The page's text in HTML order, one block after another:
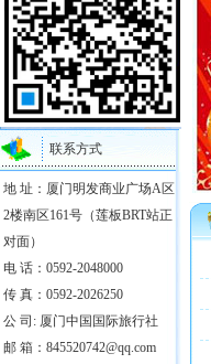
联系方式
地 址：厦门明发商业广场A区
2楼南区161号（莲板BRT站正
对面）
电 话：0592-2048000
传 真：0592-2026250
公 司: 厦门中国国际旅行社
邮 箱：845520742@qq.com